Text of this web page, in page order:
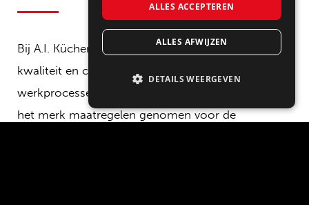
Bij A.I. Küchen zijn klantgerichtheid, de hoogste
kwaliteit en continue verbetering van
werkprocessen belangrijke pijlers. Daarnaast heeft
het merk maatregelen genomen voor de
ALLES ACCEPTEREN
ALLES AFWIJZEN
DETAILS WEERGEVEN